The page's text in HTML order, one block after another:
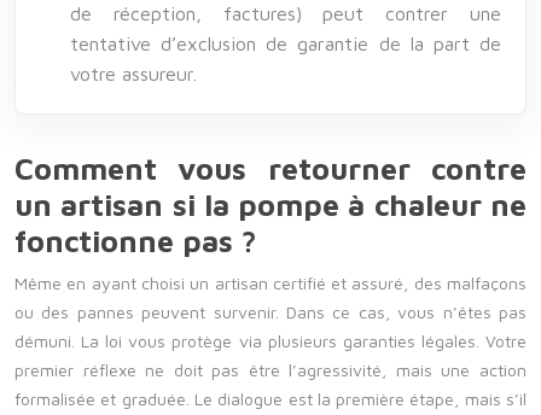
de réception, factures) peut contrer une
tentative d’exclusion de garantie de la part de
votre assureur.
Comment vous retourner contre
un artisan si la pompe à chaleur ne
fonctionne pas ?
Même en ayant choisi un artisan certifié et assuré, des malfaçons
ou des pannes peuvent survenir. Dans ce cas, vous n’êtes pas
démuni. La loi vous protège via plusieurs garanties légales. Votre
premier réflexe ne doit pas être l’agressivité, mais une action
formalisée et graduée. Le dialogue est la première étape, mais s’il